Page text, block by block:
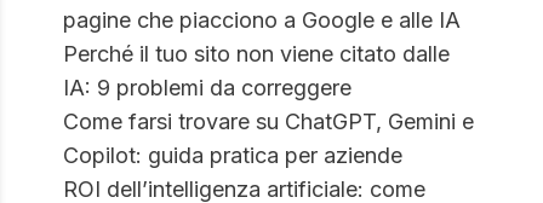
pagine che piacciono a Google e alle IA
Perché il tuo sito non viene citato dalle
IA: 9 problemi da correggere
Come farsi trovare su ChatGPT, Gemini e
Copilot: guida pratica per aziende
ROI dell’intelligenza artificiale: come